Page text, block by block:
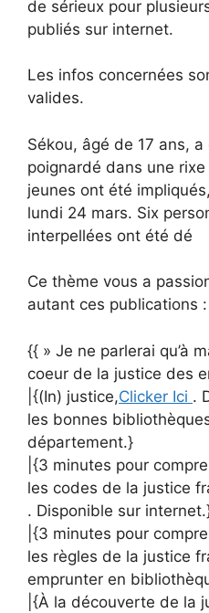
de sérieux pour
publiés sur internet.
Les infos concernées
valides.
Sékou, âgé de 17 ans,
poignardé dans une
jeunes ont été
lundi 24 mars. Six
interpellées ont été dé
Ce thème vous a
autant ces publications :
{{ » Je ne parlerai qu’à
coeur de la justice des
|{(In) justice,Clicker Ici .
les bonnes
département.}
|{3 minutes pour
les codes de la justice
. Disponible sur
|{3 minutes pour
les règles de la justice
emprunter en
|{À la découverte de la